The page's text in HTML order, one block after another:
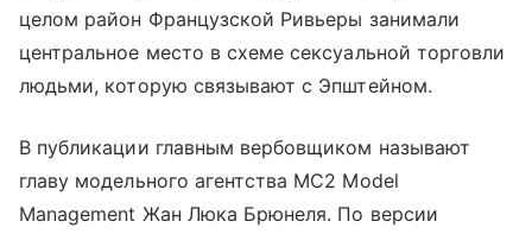
целом район Французской Ривьеры занимали
центральное место в схеме сексуальной торговли
людьми, которую связывают с Эпштейном.
В публикации главным вербовщиком называют
главу модельного агентства MC2 Model
Management Жан Люка Брюнеля. По версии